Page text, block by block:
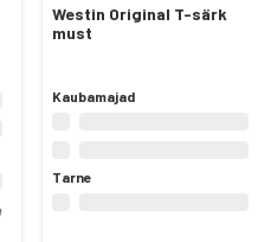
Westin Original T-särk
must
Kaubamajad
Tarne